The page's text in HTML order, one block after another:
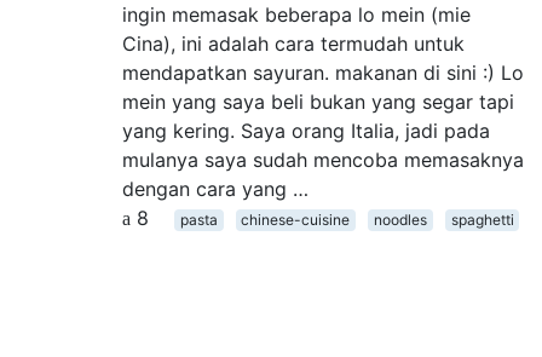
ingin memasak beberapa lo mein (mie
Cina), ini adalah cara termudah untuk
mendapatkan sayuran. makanan di sini :) Lo
mein yang saya beli bukan yang segar tapi
yang kering. Saya orang Italia, jadi pada
mulanya saya sudah mencoba memasaknya
dengan cara yang …
8
pasta chinese-cuisine noodles spaghetti